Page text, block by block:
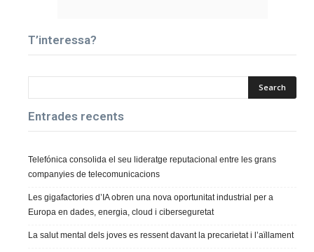
T’interessa?
Entrades recents
Telefónica consolida el seu lideratge reputacional entre les grans
companyies de telecomunicacions
Les gigafactories d’IA obren una nova oportunitat industrial per a
Europa en dades, energia, cloud i ciberseguretat
La salut mental dels joves es ressent davant la precarietat i l’aïllament